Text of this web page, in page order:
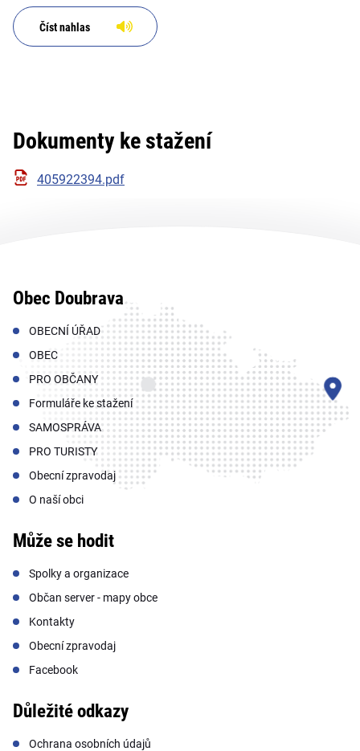
Číst nahlas
Dokumenty ke stažení
405922394.pdf
Obec Doubrava
OBECNÍ ÚŘAD
OBEC
PRO OBČANY
Formuláře ke stažení
SAMOSPRÁVA
PRO TURISTY
Obecní zpravodaj
O naší obci
Může se hodit
Spolky a organizace
Občan server - mapy obce
Kontakty
Obecní zpravodaj
Facebook
Důležité odkazy
Ochrana osobních údajů